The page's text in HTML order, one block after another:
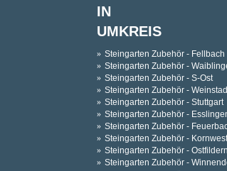
IN
UMKREIS
Steingarten Zubehör - Fellbach
Steingarten Zubehör -
Steingarten Zubehör - S-Ost
Steingarten Zubehör -
Steingarten Zubehör - Stuttgart
Steingarten Zubehör -
Steingarten Zubehör -
Steingarten Zubehör -
Steingarten Zubehör - Ostfildern
Steingarten Zubehör -